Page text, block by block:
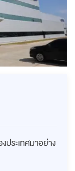
ประเทศมาอย่าง